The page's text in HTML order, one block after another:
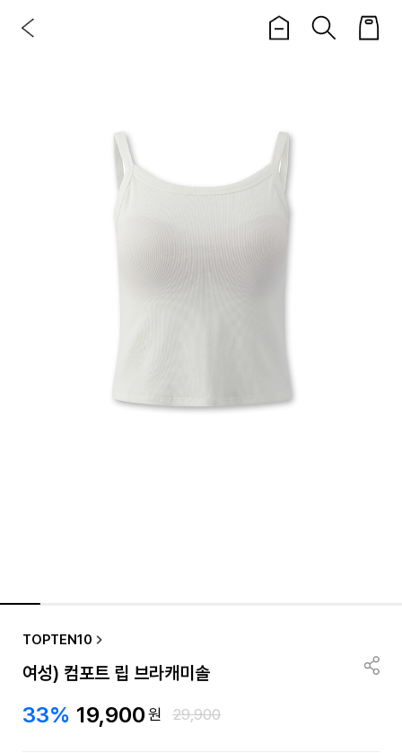
TOPTEN10
여성) 컴포트 립 브라캐미솔
33% 19,900원 29,900